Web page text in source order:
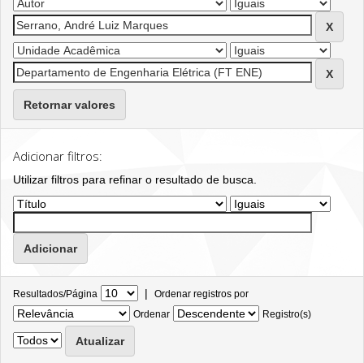
Retornar valores
Adicionar filtros:
Utilizar filtros para refinar o resultado de busca.
Resultados/Página | Ordenar registros por
Ordenar
Registro(s)